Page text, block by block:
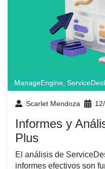
ManageEngine
Scarlet Mendoza
Informes y
Plus
El análisis de
informes efectivos son